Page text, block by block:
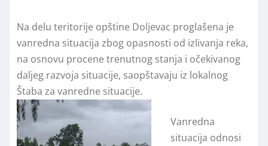
Na delu teritorije opštine Doljevac proglašena je
vanredna situacija zbog opasnosti od izlivanja reka,
na osnovu procene trenutnog stanja i očekivanog
daljeg razvoja situacije, saopštavaju iz lokalnog
Štaba za vanredne situacije.
Vanredna
situacija odnosi